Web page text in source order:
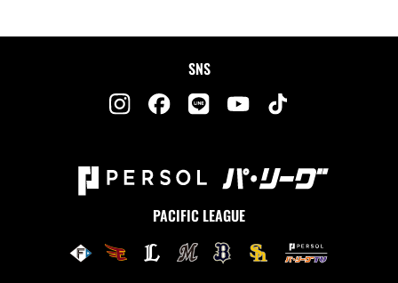
SNS
PACIFIC LEAGUE